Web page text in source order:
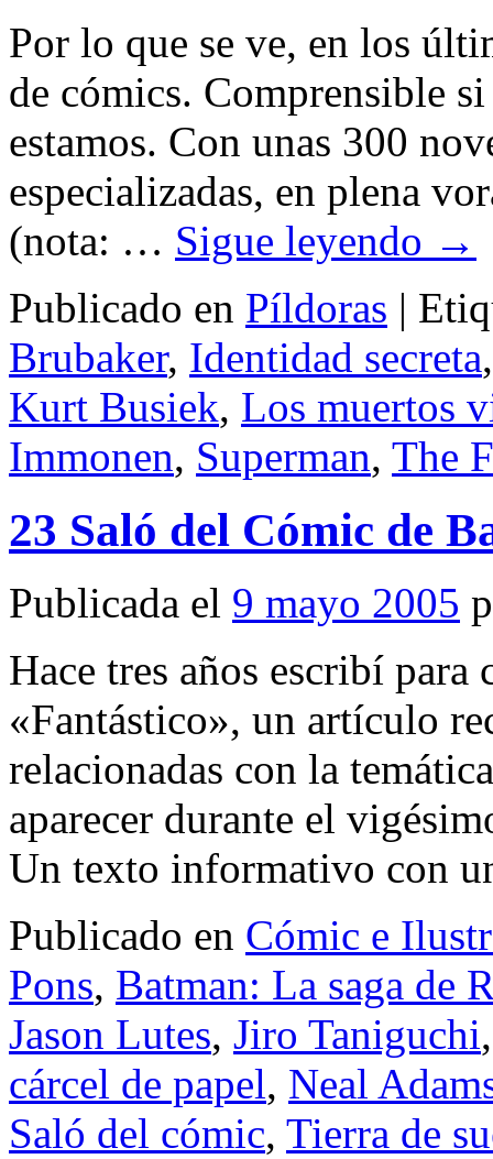
Por lo que se ve, en los
de cómics. Comprensible
estamos. Con unas 300
especializadas, en plena
(nota: … Sigue leyendo →
Publicado en Píldoras |
Brubaker, Identidad secreta
Kurt Busiek, Los muertos
Immonen, Superman, The
23 Saló del Cómic de
Publicada el 9 mayo 2005
Hace tres años escribí
«Fantástico», un artículo
relacionadas con la
aparecer durante el
Un texto informativo con
Publicado en Cómic e
Pons, Batman: La saga de
Jason Lutes, Jiro Taniguchi
cárcel de papel, Neal
Saló del cómic, Tierra de